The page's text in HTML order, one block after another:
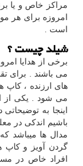
مراکز خاص و یا
امروزه برای هر
است .
شیلد چیست ؟
برخی از هدایا
می باشند . برای
های ارزنده ، کاپ
می شود . یکی از
اینجا به
باشیم اندکی در
مدال ها میباشد
گردن آویز و کاپ
افراد خاص در